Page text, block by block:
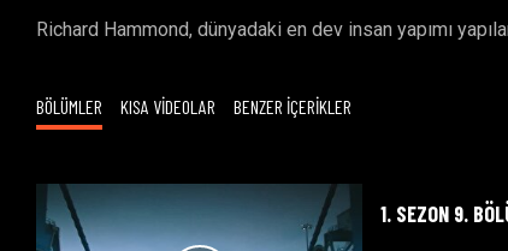
Richard Hammond, dünyadaki en dev insan yapımı
BÖLÜMLER KISA VİDEOLAR BENZER İÇERİKLER
1. SEZON 9.